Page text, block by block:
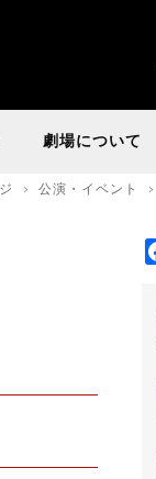
劇場について
公演・イベント